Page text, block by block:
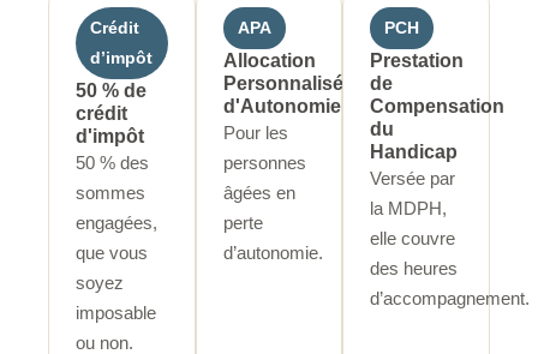
Crédit
d’impôt
50 % de
crédit
d'impôt
50 % des
sommes
engagées,
que vous
soyez
imposable
ou non.
APA
Allocation
Personnalisée
d'Autonomie
Pour les
personnes
âgées en
perte
d’autonomie.
PCH
Prestation
de
Compensation
du
Handicap
Versée par
la MDPH,
elle couvre
des heures
d’accompagnement.